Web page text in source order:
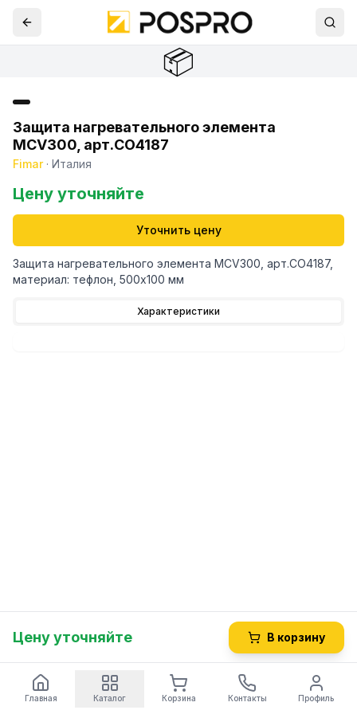
📦
Защита нагревательного элемента
MCV300, арт.CO4187
Fimar· Италия
Цену уточняйте
Уточнить цену
Защита нагревательного элемента MCV300, арт.CO4187,
материал: тефлон, 500х100 мм
Характеристики
Цену уточняйте В корзину
Главная Каталог Корзина Контакты Профиль